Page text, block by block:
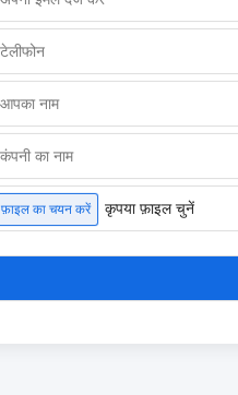
फ़ाइल का चयन करें कृपया फ़ाइल चुनें